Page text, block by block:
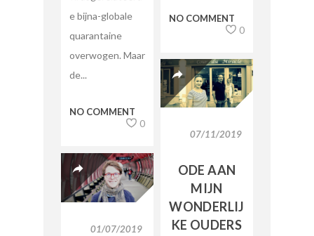
07/11/2019
ODE AAN
MIJN
WONDERLIJ
KE OUDERS
e bijna-globale
quarantaine
overwogen. Maar
de...
NO COMMENT
0
NO COMMENT
0
01/07/2019